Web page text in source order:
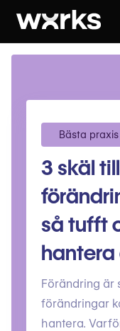
Bästa praxis
3 skäl
så tufft
Förändring är
förändringar
hantera.